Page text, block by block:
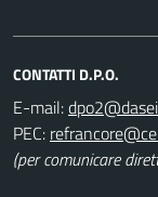
CONTATTI D.P.O.
E-mail:
PEC:
(per comunicare